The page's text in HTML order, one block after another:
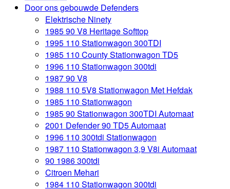
Door ons gebouwde Defenders
Elektrische Ninety
1985 90 V8 Heritage Softtop
1995 110 Stationwagon 300TDI
1985 110 County Stationwagon TD5
1996 110 Stationwagon 300tdi
1987 90 V8
1988 110 5V8 Stationwagon Met Hefdak
1985 110 Stationwagon
1985 90 Stationwagon 300TDI Automaat
2001 Defender 90 TD5 Automaat
1996 110 300tdi Stationwagon
1987 110 Stationwagon 3,9 V8i Automaat
90 1986 300tdi
Citroen Mehari
1984 110 Stationwagon 300tdi